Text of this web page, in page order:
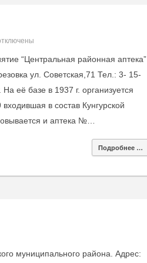
“Центральная районная аптека”
ул. Советская,71 Тел.: 3- 15-
её базе в 1937 г. организуется
в состав Кунгурской
и аптека №…
Подробнее …
муниципального района. Адрес: